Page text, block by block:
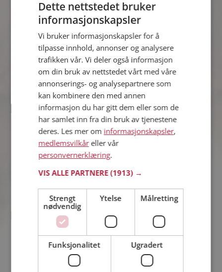
Camilla
45 år fra Sarpsborg i Østfold
Liker du å reise? Det gjør kanskje
Camilla også. Bli medlem nå for å finne
svaret og mengder av andre
spennende fakta.
Michjelle
40 år fra Fredrikstad i Østfold
Søker mann 31 - 99 år
Som medlem kan du vise deg frem for
Michjelle og tusener av andre single på
Møteplassen! Ta sjansen og se hvem
Søker mann 35 - 49 år
Liker du å reise? Det gjør kanskje
Heidi også. Bli medlem nå for å finne
Dette nettstedet bruker
informasjonskapsler
Vi bruker informasjonskapsler for å
tilpasse innhold, annonser og analysere
trafikken vår. Vi deler også informasjon
om din bruk av nettstedet vårt med våre
annonserings- og analysepartnere som
kan kombinere den med annen
informasjon du har gitt dem eller som de
har samlet inn fra din bruk av tjenestene
deres. Les mer om informasjonskapsler,
medlemsvilkåreller vår
personvernerklæring.
VIS ALLE PARTNERE(1913) →
Strengt
nødvendig
Ytelse Målretting
Funksjonalitet Ugradert